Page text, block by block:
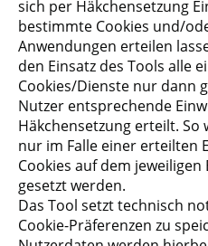
sich per Häkchensetzung
bestimmte Cookies und/
Anwendungen erteilen
den Einsatz des Tools alle
Cookies/Dienste nur dann
Nutzer entsprechende
Häkchensetzung erteilt. So
nur im Falle einer erteilten
Cookies auf dem
gesetzt werden.
Das Tool setzt technisch
Cookie-Präferenzen zu